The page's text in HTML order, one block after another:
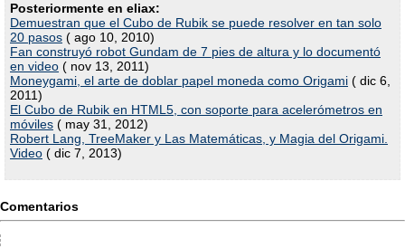
Posteriormente en eliax:
Demuestran que el Cubo de Rubik se puede resolver en tan solo
20 pasos ( ago 10, 2010)
Fan construyó robot Gundam de 7 pies de altura y lo documentó
en video ( nov 13, 2011)
Moneygami, el arte de doblar papel moneda como Origami ( dic 6,
2011)
El Cubo de Rubik en HTML5, con soporte para acelerómetros en
móviles ( may 31, 2012)
Robert Lang, TreeMaker y Las Matemáticas, y Magia del Origami.
Video ( dic 7, 2013)
Comentarios